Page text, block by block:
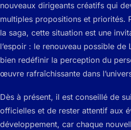
nouveaux dirigeants créatifs qui
multiples propositions et priorités.
la saga, cette situation est une
l’espoir : le renouveau possible de
bien redéfinir la perception du
œuvre rafraîchissante dans
Dès à présent, il est conseillé de
officielles et de rester attentif aux
développement, car chaque